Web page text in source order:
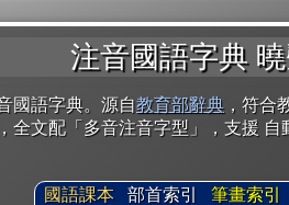
注音國語字典
國語字典。源自教育部辭典 ，符合
全文配「多音注音字型」，支援
國語課本 部首索引 筆畫索引